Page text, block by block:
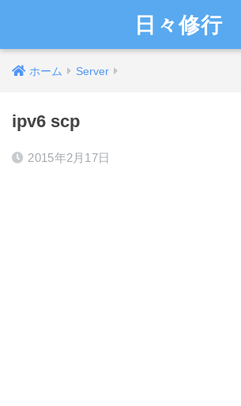
日々修行
ホーム Server
ipv6 scp
2015年2月17日